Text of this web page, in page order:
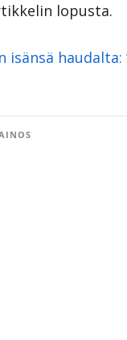
lopusta.
isänsä haudalta: